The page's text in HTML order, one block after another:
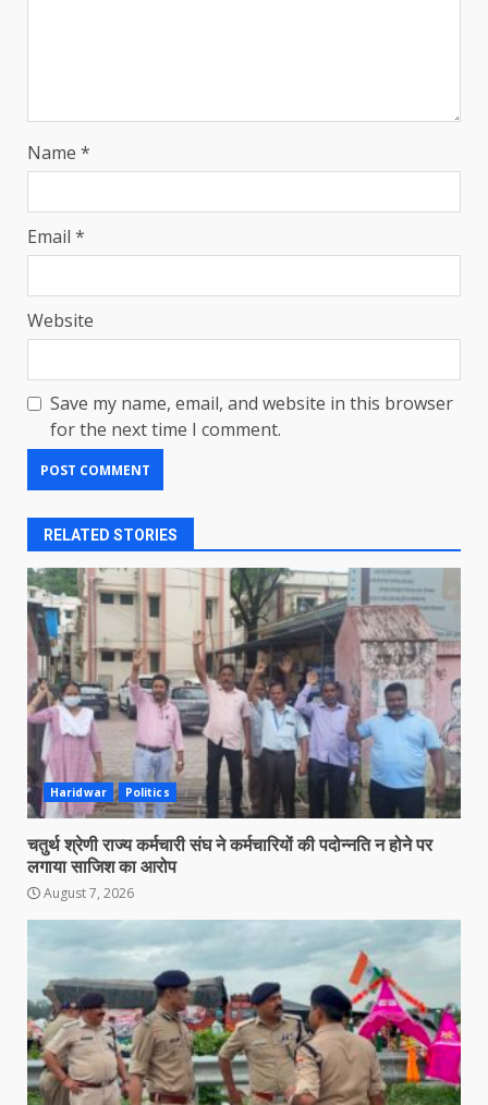
Name *
Email *
Website
Save my name, email, and website in this browser
for the next time I comment.
RELATED STORIES
Haridwar Politics
चतुर्थ श्रेणी राज्य कर्मचारी संघ ने कर्मचारियों की पदोन्नति न होने पर
लगाया साजिश का आरोप
August 7, 2026